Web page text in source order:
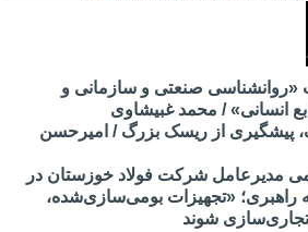
«روانشناسی صنعتی و سازمانی و
انسانی» / محمد غبیشاوی
پیشگیری از ریسک بزرگ / امیرحسن
مدیرعامل شرکت فولاد خوزستان در
راهبری؛ «تجهیزات بومی‌سازی‌شده،
تجاری‌سازی شوند